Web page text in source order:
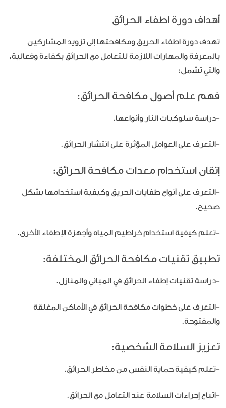
أهداف دورة اطفاء الحرائق
تهدف دورة اطفاء الحريق ومكافحتها إلى تزويد المشاركين
بالمعرفة والمهارات اللازمة للتعامل مع الحرائق بكفاءة وفعالية،
والتي تشمل:
فهم علم أصول مكافحة الحرائق:
-دراسة سلوكيات النار وأنواعها.
-التعرف على العوامل المؤثرة على انتشار الحرائق.
إتقان استخدام معدات مكافحة الحرائق:
-التعرف على أنواع طفايات الحريق وكيفية استخدامها بشكل
صحيح.
-تعلم كيفية استخدام خراطيم المياه وأجهزة الإطفاء الأخرى.
تطبيق تقنيات مكافحة الحرائق المختلفة:
-دراسة تقنيات إطفاء الحرائق في المباني والمنازل.
-التعرف على خطوات مكافحة الحرائق في الأماكن المغلقة
والمفتوحة.
تعزيز السلامة الشخصية:
-تعلم كيفية حماية النفس من مخاطر الحرائق.
-اتباع إجراءات السلامة عند التعامل مع الحرائق.